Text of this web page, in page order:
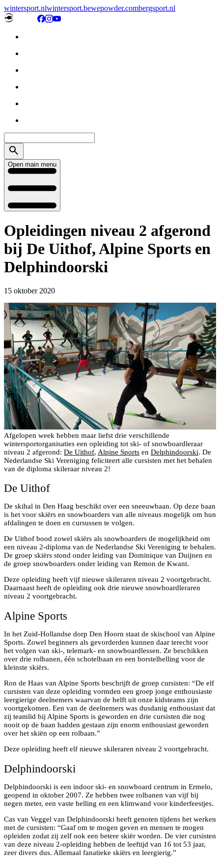
wintersport.nlwintersport.bewepowder.combergsport.nl
Open main menu
Opleidingen niveau 2 afgerond
bij De Uithof, Alpine Sports en
Delphindoorski
15 oktober 2020
Afgelopen week hebben maar liefst drie verschillende
wintersportorganisaties een opleiding tot ski- of snowboardleraar
niveau 2 afgerond: De Uithof, Alpine Sports en Delphindoorski. De
Nederlandse Ski Vereniging feliciteert alle cursisten met het behalen
van de diploma skileraar niveau 2!
De Uithof
De skihal in Den Haag beschikt over een sneeuwbaan. Op deze baan
is het voor skiërs en snowboarders van alle niveaus mogelijk om hun
afdalingen te doen en cursussen te volgen.
De Uithof bood zowel skiërs als snowboarders de mogelijkheid om
een niveau 2-diploma van de Nederlandse Ski Vereniging te behalen.
De groep skiërs stond onder leiding van Dominique van Duijnen en
de groep snowboarders onder leiding van Remon de Kwant.
Deze opleiding heeft vijf nieuwe skileraren niveau 2 voortgebracht.
Daarnaast heeft de opleiding ook drie nieuwe snowboardleraren
niveau 2 voortgebracht.
Alpine Sports
In het Zuid-Hollandse dorp Den Hoorn staat de skischool van Alpine
Sports. Zowel beginners als gevorderden kunnen daar terecht voor
het volgen van ski-, telemark- en snowboardlessen. Ze beschikken
over drie rolbanen, één schotelbaan en een borstelhelling voor de
kleinste skiërs.
Ron de Haas van Alpine Sports beschrijft de groep cursisten: “De elf
cursisten van deze opleiding vormden een groep jonge enthousiaste
leergierige deelnemers waarvan de helft uit onze kidsteams zijn
voortgekomen. Een van de deelnemers was dusdanig enthousiast dat
zij teamlid bij Alpine Sports is geworden en drie cursisten die nog
nooit op de baan hadden gestaan zijn enorm enthousiast geworden
over het skiën op een rolbaan.”
Deze opleiding heeft elf nieuwe skileraren niveau 2 voortgebracht.
Delphindoorski
Delphindoorski is een indoor ski- en snowboard centrum in Ermelo,
geopend in oktober 2007. Ze hebben twee rolbanen van vijf bij
negen meter, een vaste helling en een klimwand voor kinderfeestjes.
Cas van Veggel van Delphindoorski heeft genoten tijdens het werken
met de cursisten: “Gaaf om te mogen geven en mensen te mogen
opleiden zodat zij zelf ook een betere skiër worden. De vier cursisten
van deze niveau 2-opleiding hebben de leeftijd van 16 tot 53 jaar,
zeer divers dus. Allemaal fanatieke skiërs en leergierig.”